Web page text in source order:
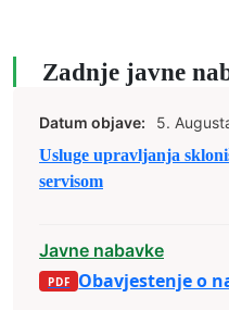
Zadnje javne
Datum objave:
5.
Usluge upravljanja
servisom
Javne nabavke
Obavjestenje o